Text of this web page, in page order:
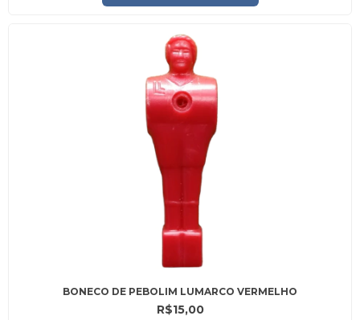
BONECO DE PEBOLIM LUMARCO VERMELHO
R$15,00